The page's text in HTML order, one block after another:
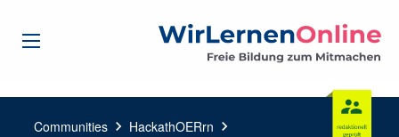
Communities chevron_right HackathOERrn chevron_right